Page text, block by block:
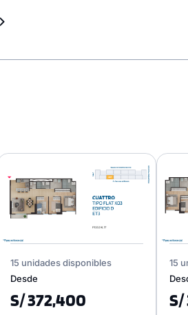
15 unidades disponibles
Desde
S/ 372,400
15
S/